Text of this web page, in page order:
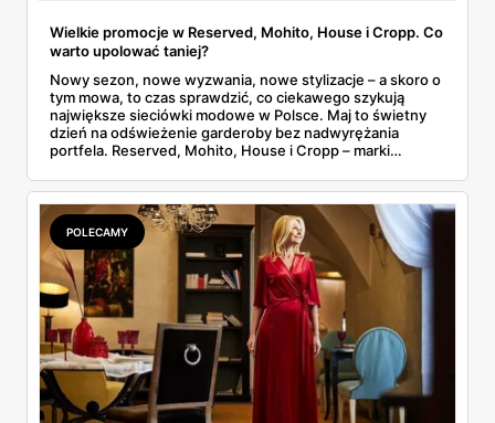
Wielkie promocje w Reserved, Mohito, House i Cropp. Co
warto upolować taniej?
Nowy sezon, nowe wyzwania, nowe stylizacje – a skoro o
tym mowa, to czas sprawdzić, co ciekawego szykują
największe sieciówki modowe w Polsce. Maj to świetny
dzień na odświeżenie garderoby bez nadwyrężania
portfela. Reserved, Mohito, House i Cropp – marki
odzieżowych LPP – kuszą promocjami, zniżkami i
dodatkowymi rabatami. Gdzie warto zajrzeć i co
konkretnie kupić taniej?
POLECAMY